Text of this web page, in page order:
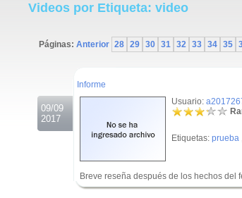
Videos por Etiqueta: video
Páginas: Anterior 28 29 30 31 32 33 34 35
09/09
2017
Informe
Usuario:
Etiquetas: prueba
Breve reseña después de los hechos del